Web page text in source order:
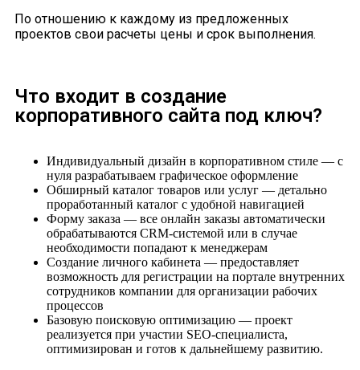
По отношению к каждому из предложенных
проектов свои расчеты цены и срок выполнения.
Что входит в создание
корпоративного сайта под ключ?
Индивидуальный дизайн в корпоративном стиле — с
нуля разрабатываем графическое оформление
Обширный каталог товаров или услуг — детально
проработанный каталог с удобной навигацией
Форму заказа — все онлайн заказы автоматически
обрабатываются CRM-системой или в случае
необходимости попадают к менеджерам
Создание личного кабинета — предоставляет
возможность для регистрации на портале внутренних
сотрудников компании для организации рабочих
процессов
Базовую поисковую оптимизацию — проект
реализуется при участии SEO-специалиста,
оптимизирован и готов к дальнейшему развитию.